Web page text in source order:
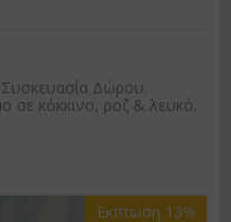
Συσκευασία Δώρου.
σε κόκκινο, ροζ & λευκό.
Έκπτωση 13%